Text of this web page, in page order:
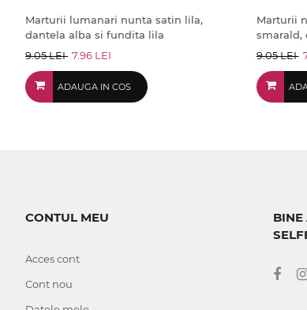
Marturii lumanari nunta satin lila,
dantela alba si fundita lila
9.05 LEI 7.96 LEI
ADAUGA IN COS
Marturii
smarald,
9.05 LEI
CONTUL MEU
Acces cont
Cont nou
BINE